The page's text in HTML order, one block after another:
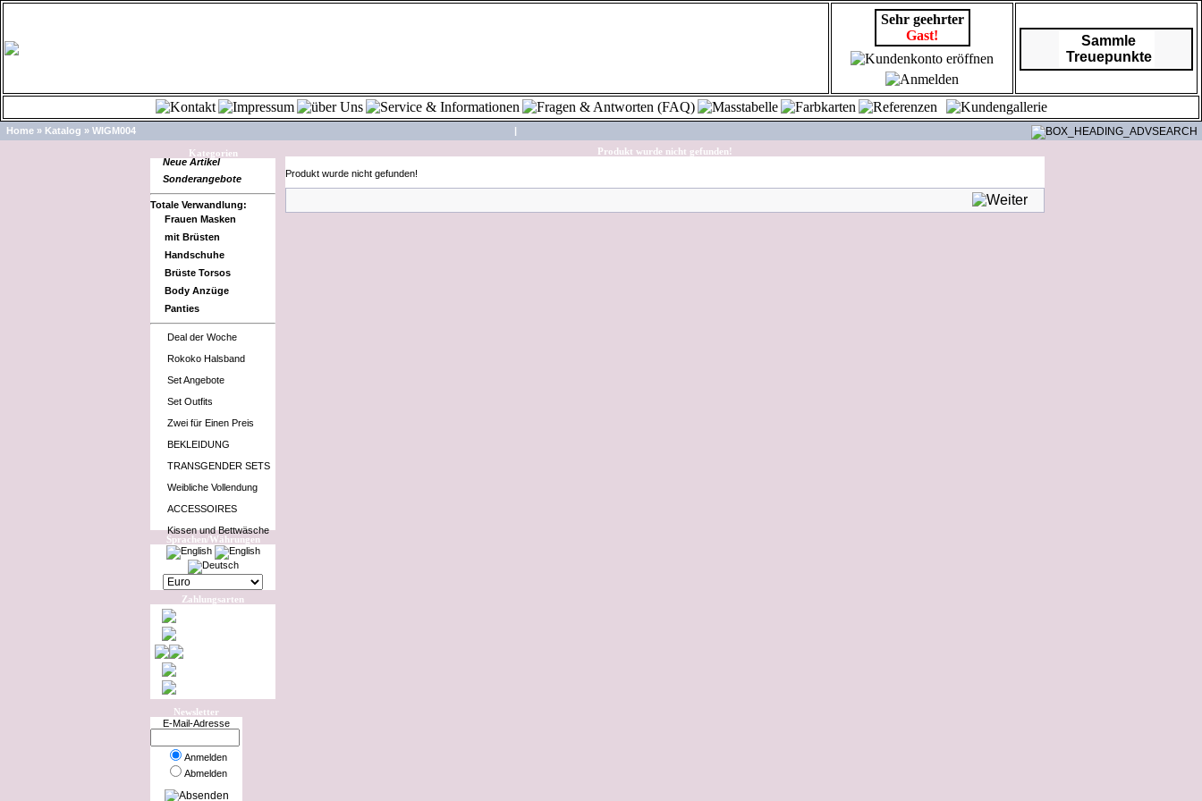
Sehr geehrter
Gast!
Sammle
Treuepunkte
Home » Katalog » WIGM004 |
Kategorien
Neue Artikel
Sonderangebote
Totale Verwandlung:
Frauen Masken
mit Brüsten
Handschuhe
Brüste Torsos
Body Anzüge
Panties
Deal der Woche
Rokoko Halsband
Set Angebote
Set Outfits
Zwei für Einen Preis
BEKLEIDUNG
TRANSGENDER SETS
Weibliche Vollendung
ACCESSOIRES
Kissen und Bettwäsche
Sprachen/Währungen
Zahlungsarten
Newsletter
E-Mail-Adresse
Anmelden
Abmelden
Produkt wurde nicht gefunden!
Produkt wurde nicht gefunden!